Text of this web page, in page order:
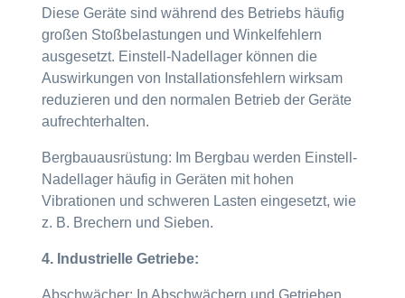
Diese Geräte sind während des Betriebs häufig
großen Stoßbelastungen und Winkelfehlern
ausgesetzt. Einstell-Nadellager können die
Auswirkungen von Installationsfehlern wirksam
reduzieren und den normalen Betrieb der Geräte
aufrechterhalten.
Bergbauausrüstung: Im Bergbau werden Einstell-
Nadellager häufig in Geräten mit hohen
Vibrationen und schweren Lasten eingesetzt, wie
z. B. Brechern und Sieben.
4. Industrielle Getriebe:
Abschwächer: In Abschwächern und Getrieben